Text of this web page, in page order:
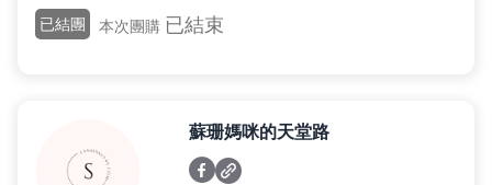
露營凹豆咖
父親節好禮
蘇珊媽咪的天堂路
已結團 本次團購 已結束